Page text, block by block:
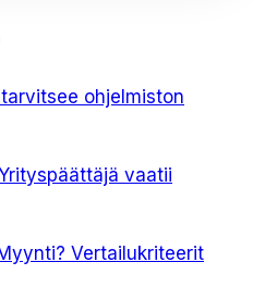
ohjelmiston
vaatii
Vertailukriteerit